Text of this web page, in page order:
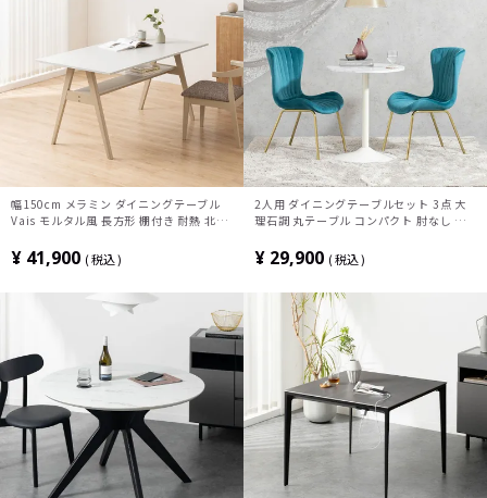
幅150cm メラミン ダイニングテーブル
Vais モルタル風 長方形 棚付き 耐熱 北欧
れ 4本脚 シンプル ダイニング グレー
¥ 41,900 税込
2人用 ダイニングテーブルセット 3点 大
理石調 丸テーブル コンパクト 肘なし ダ
ト (幅60cm 円形 食卓テーブル×1 食卓椅
子×2)
¥ 29,900 税込